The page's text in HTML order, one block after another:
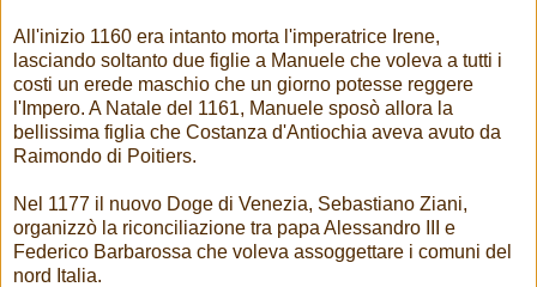
All'inizio 1160 era intanto morta l'imperatrice Irene,
lasciando soltanto due figlie a Manuele che voleva a tutti i
costi un erede maschio che un giorno potesse reggere
l'Impero. A Natale del 1161, Manuele sposò allora la
bellissima figlia che Costanza d'Antiochia aveva avuto da
Raimondo di Poitiers.
Nel 1177 il nuovo Doge di Venezia, Sebastiano Ziani,
organizzò la riconciliazione tra papa Alessandro III e
Federico Barbarossa che voleva assoggettare i comuni del
nord Italia.